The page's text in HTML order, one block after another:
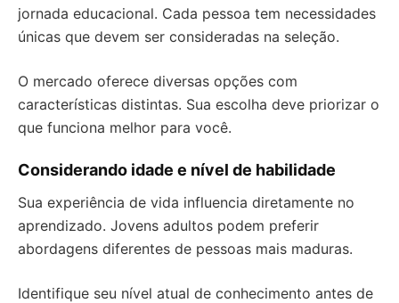
jornada educacional. Cada pessoa tem necessidades
únicas que devem ser consideradas na seleção.
O mercado oferece diversas opções com
características distintas. Sua escolha deve priorizar o
que funciona melhor para você.
Considerando idade e nível de habilidade
Sua experiência de vida influencia diretamente no
aprendizado. Jovens adultos podem preferir
abordagens diferentes de pessoas mais maduras.
Identifique seu nível atual de conhecimento antes de